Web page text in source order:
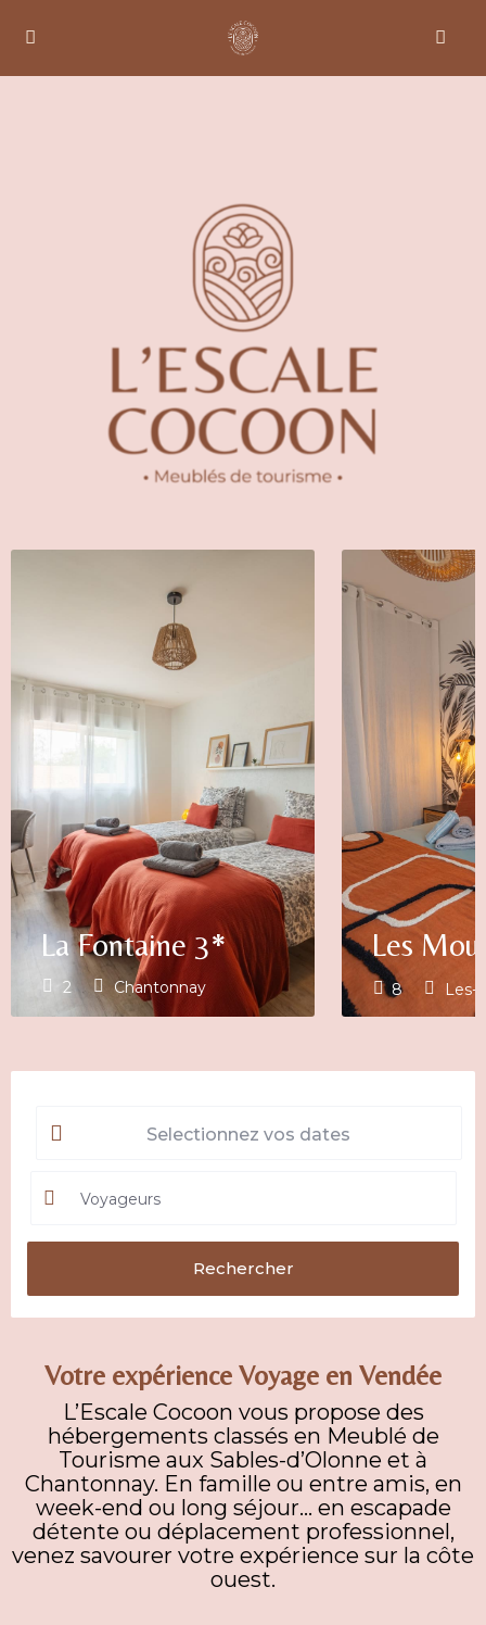
La Fontaine 3*
2 Chantonnay
Les
8 Les-
Voyageurs
Votre expérience Voyage en Vendée
L’Escale Cocoon vous propose des
hébergements classés en Meublé de
Tourisme aux Sables-d’Olonne et à
Chantonnay. En famille ou entre amis, en
week-end ou long séjour… en escapade
détente ou déplacement professionnel,
venez savourer votre expérience sur la côte
ouest.